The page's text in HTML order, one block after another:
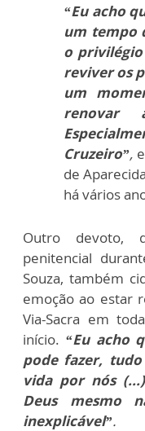
“Eu acho
um tempo
o privilégio
reviver os
um
renovar
Cruzeiro”,
de
há vários
Outro devoto,
penitencial
Souza, também
emoção ao estar
Via-Sacra em
início. “Eu acho
pode fazer, tudo
vida por nós
Deus mesmo
inexplicável”.